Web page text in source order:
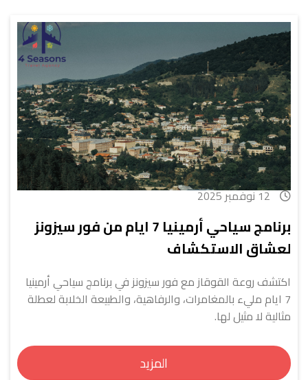
12 نوفمبر 2025
برنامج سياحي أرمينيا 7 ايام من فور سيزونز
لعشاق الاستكشاف
اكتشف روعة القوقاز مع فور سيزونز في برنامج سياحي أرمينيا
7 ايام مليء بالمغامرات، والرفاهية، والطبيعة الخلابة لعطلة
مثالية لا مثيل لها.
المزيد